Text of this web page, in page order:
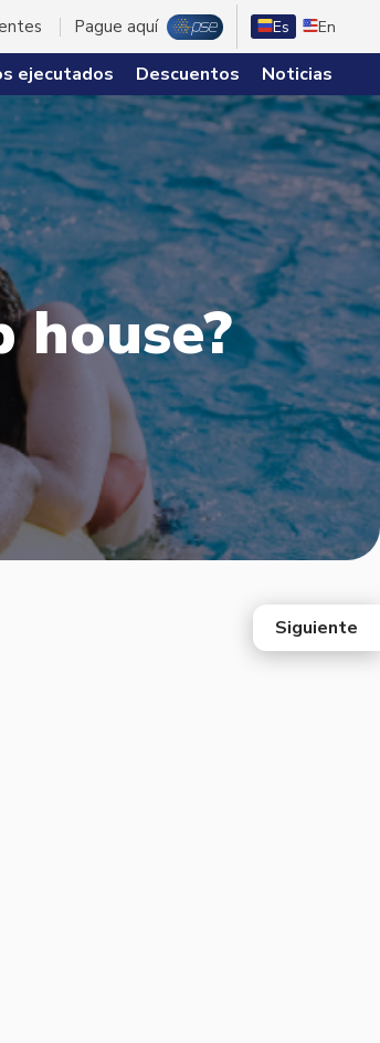
Pague aquí Es En
ejecutados Descuentos Noticias
house?
Siguiente